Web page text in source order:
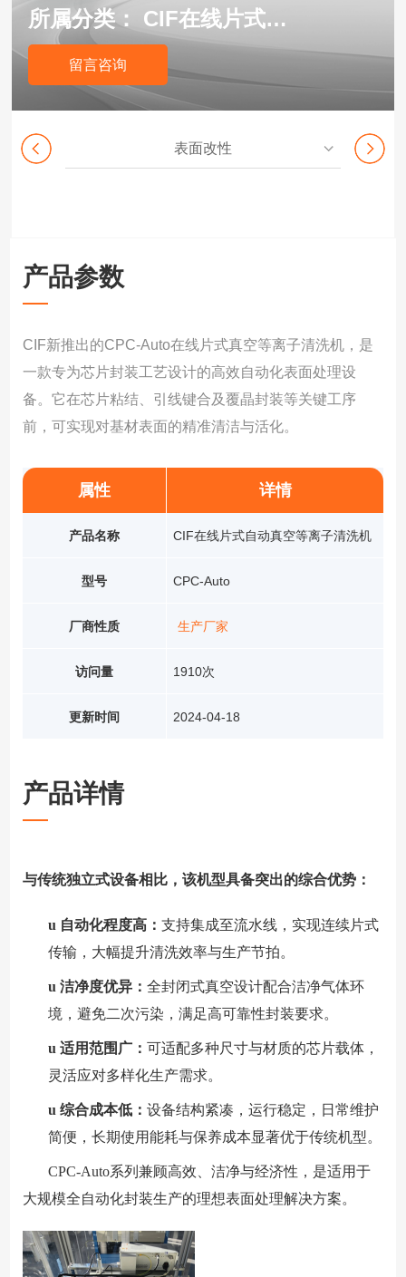
所属分类： CIF在线片式自动真空等离子清洗机
留言咨询
表面改性
产品参数
CIF新推出的CPC-Auto在线片式真空等离子清洗机，是
一款专为芯片封装工艺设计的高效自动化表面处理设
备。它在芯片粘结、引线键合及覆晶封装等关键工序
前，可实现对基材表面的精准清洁与活化。
属性
产品名称
型号
厂商性质
访问量
更新时间
详情
CIF在线片式自动真空等离子清洗机
CPC-Auto
生产厂家
1910次
2024-04-18
产品详情
与传统独立式设备相比，该机型具备突出的综合优势：
u 自动化程度高： 支持集成至流水线，实现连续片式
传输，大幅提升清洗效率与生产节拍。
u 洁净度优异： 全封闭式真空设计配合洁净气体环
境，避免二次污染，满足高可靠性封装要求。
u 适用范围广： 可适配多种尺寸与材质的芯片载体，
灵活应对多样化生产需求。
u 综合成本低： 设备结构紧凑，运行稳定，日常维护
简便，长期使用能耗与保养成本显著优于传统机型。
CPC-Auto系列兼顾高效、洁净与经济性，是适用于
大规模全自动化封装生产的理想表面处理解决方案。